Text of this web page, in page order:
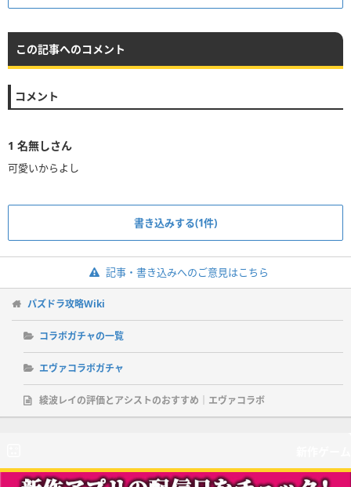
この記事へのコメント
コメント
1 名無しさん
可愛いからよし
書き込みする(1件)
記事・書き込みへのご意見はこちら
パズドラ攻略Wiki
コラボガチャの一覧
エヴァコラボガチャ
綾波レイの評価とアシストのおすすめ｜エヴァコラボ